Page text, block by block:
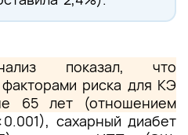
показал, что
риска для КЭ
65 лет (отношением
сахарный диабет